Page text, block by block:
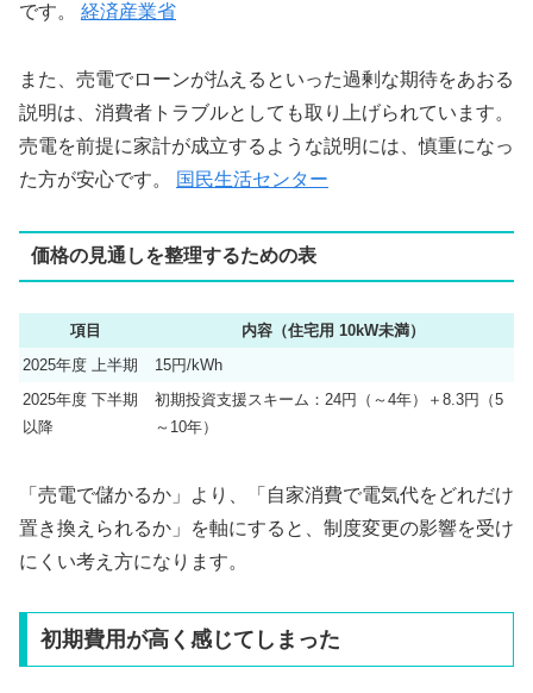
です。 経済産業省
また、売電でローンが払えるといった過剰な期待をあおる
説明は、消費者トラブルとしても取り上げられています。
売電を前提に家計が成立するような説明には、慎重になっ
た方が安心です。
国民生活センター
価格の見通しを整理するための表
項目
内容（住宅用 10kW未満）
2025年度 上半期
15円/kWh
2025年度 下半期
以降
初期投資支援スキーム：24円（～4年）＋8.3円（5
～10年）
「売電で儲かるか」より、「自家消費で電気代をどれだけ
置き換えられるか」を軸にすると、制度変更の影響を受け
にくい考え方になります。
初期費用が高く感じてしまった